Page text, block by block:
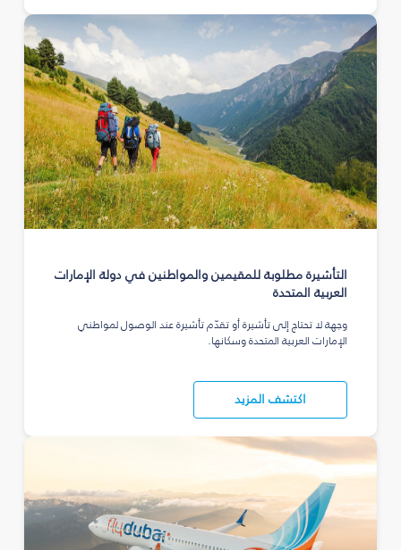
التأشيرة مطلوبة للمقيمين والمواطنين في دولة الإمارات
العربية المتحدة
وجهة لا تحتاج إلى تأشيرة أو تقدّم تأشيرة عند الوصول لمواطني
الإمارات العربية المتحدة وسكانها.
اكتشف المزيد